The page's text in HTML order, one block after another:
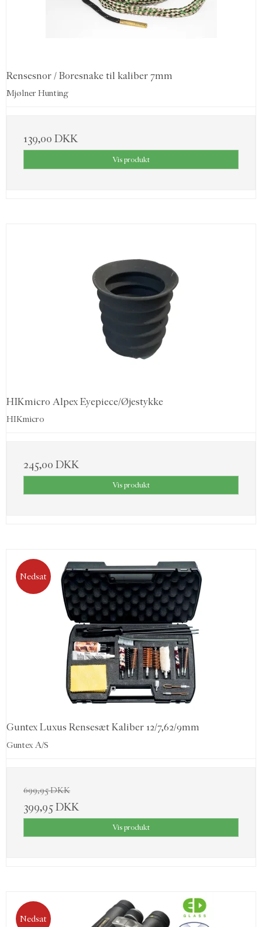
Rensesnor / Boresnake til kaliber 7mm
Mjølner Hunting
139,00 DKK
Vis produkt
HIKmicro Alpex Eyepiece/Øjestykke
HIKmicro
245,00 DKK
Vis produkt
Nedsat
Guntex Luxus Rensesæt Kaliber 12/7,62/9mm
Guntex A/S
699,95 DKK
399,95 DKK
Vis produkt
Nedsat